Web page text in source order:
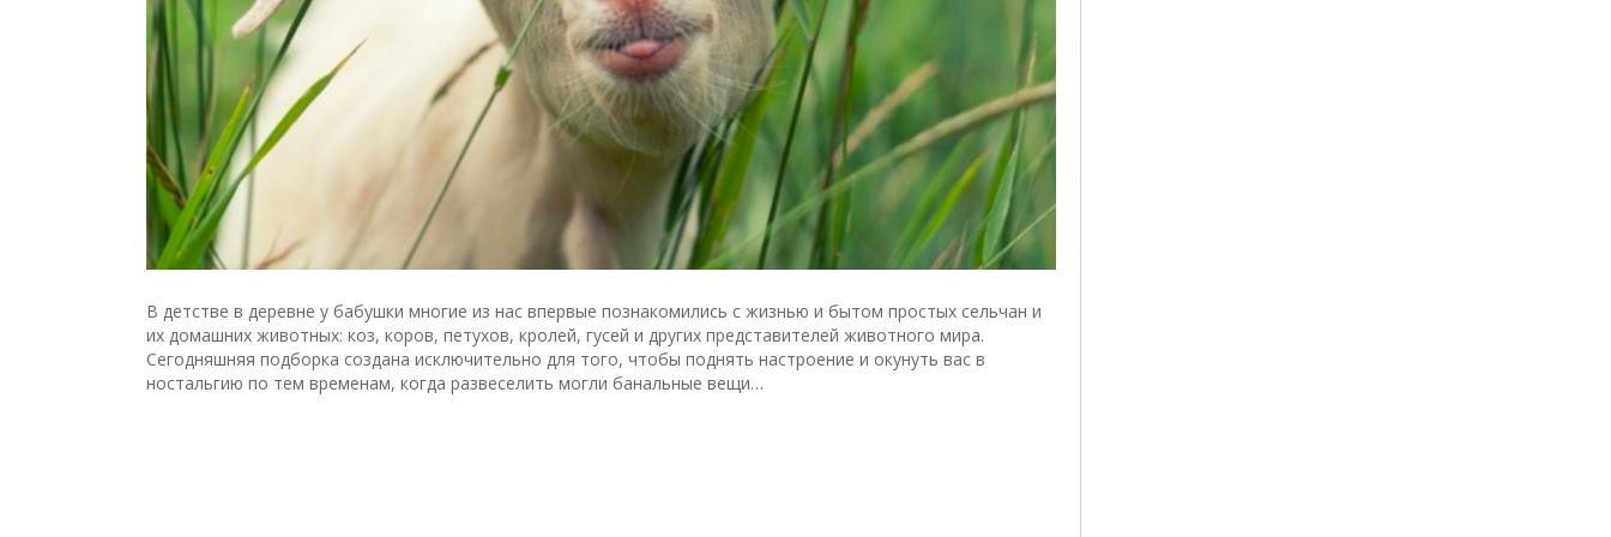
В детстве в деревне у бабушки многие из нас впервые познакомились с жизнью и бытом простых сельчан и
их домашних животных: коз, коров, петухов, кролей, гусей и других представителей животного мира.
Сегодняшняя подборка создана исключительно для того, чтобы поднять настроение и окунуть вас в
ностальгию по тем временам, когда развеселить могли банальные вещи…